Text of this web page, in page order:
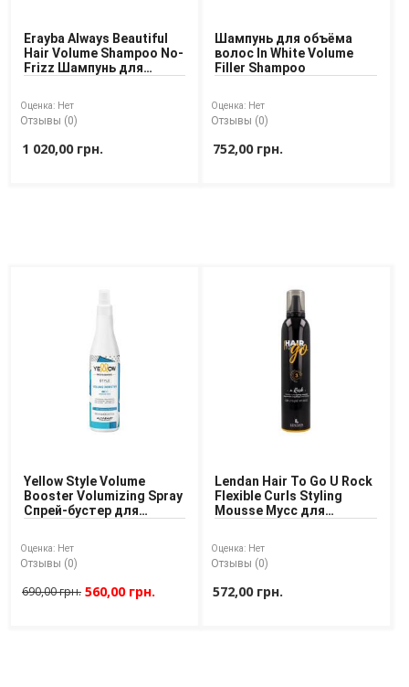
Erayba Always Beautiful
Hair Volume Shampoo No-
Frizz Шампунь для
Оценка: Нет
Отзывы (0)
1 020,00 грн.
Шампунь для объёма
волос In White Volume
Filler Shampoo
Оценка: Нет
Отзывы (0)
752,00 грн.
Yellow Style Volume
Booster Volumizing Spray
Спрей-бустер для
Оценка: Нет
Отзывы (0)
690,00 грн. 560,00 грн.
Lendan Hair To Go U Rock
Flexible Curls Styling
Mousse Мусс для
Оценка: Нет
Отзывы (0)
572,00 грн.